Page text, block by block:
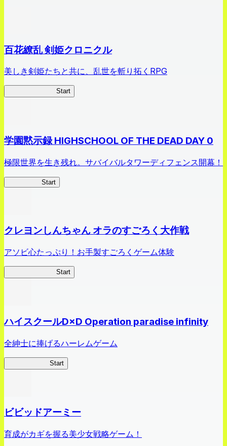
百花繚乱 剣姫クロニクル
美しき剣姫たちと共に、乱世を斬り拓くRPG
Start
学園黙示録 HIGHSCHOOL OF THE DEAD DAY 0
極限世界を生き残れ。サバイバルタワーディフェンス開幕！
Start
クレヨンしんちゃん オラのすごろく大作戦
アソビ心たっぷり！お手製すごろくゲーム体験
Start
ハイスクールD×D Operation paradise infinity
全紳士に捧げるハーレムゲーム
Start
ビビッドアーミー
育成がカギを握る美少女戦略ゲーム！